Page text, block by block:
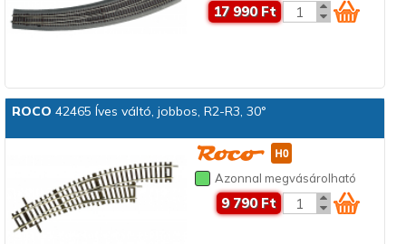
17 990 Ft
ROCO 42465 Íves váltó, jobbos, R2-R3, 30°
Azonnal megvásárolható
9 790 Ft